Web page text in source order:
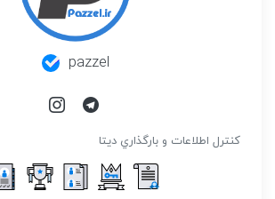
pazzel
كنترل اطلاعات و بارگذاري ديتا